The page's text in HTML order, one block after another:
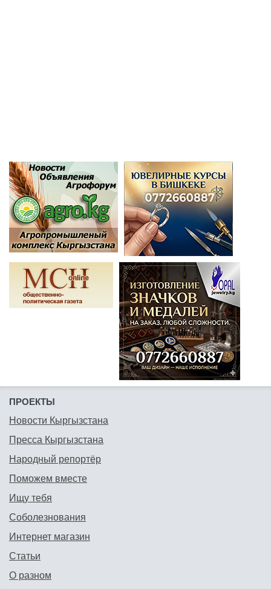
ПРОЕКТЫ
Новости Кыргызстана
Пресса Кыргызстана
Народный репортёр
Поможем вместе
Ищу тебя
Соболезнования
Интернет магазин
Статьи
О разном